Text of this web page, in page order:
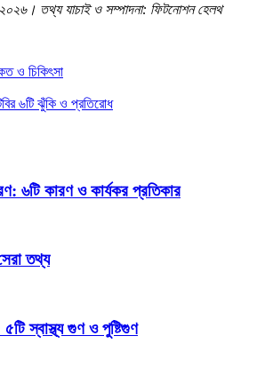
তথ্য যাচাই ও সম্পাদনা: ফিটনোশন হেলথ
ও চিকিৎসা
৬টি ঝুঁকি ও প্রতিরোধ
৬টি কারণ ও কার্যকর প্রতিকার
তথ্য
স্বাস্থ্য গুণ ও পুষ্টিগুণ